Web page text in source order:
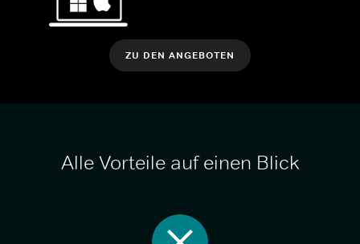
ZU DEN ANGEBOTEN
Alle Vorteile auf einen Blick